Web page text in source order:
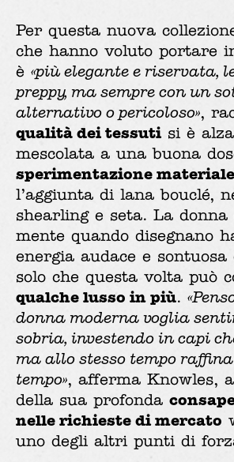
Per questa nuova
che hanno voluto portare
è «più elegante e riservata,
preppy, ma sempre con un
alternativo o pericoloso»,
qualità dei tessutisi è
mescolata a una buona
sperimentazione materiale
l’aggiunta di lana bouclé,
shearling e seta. La
mente quando disegnano
energia audace e sontuosa
solo che questa volta può
qualche lusso in più.
donna moderna voglia
sobria, investendo in capi
ma allo stesso tempo
tempo», afferma Knowles,
della sua profonda
nelle richieste di mercato
uno degli altri punti di